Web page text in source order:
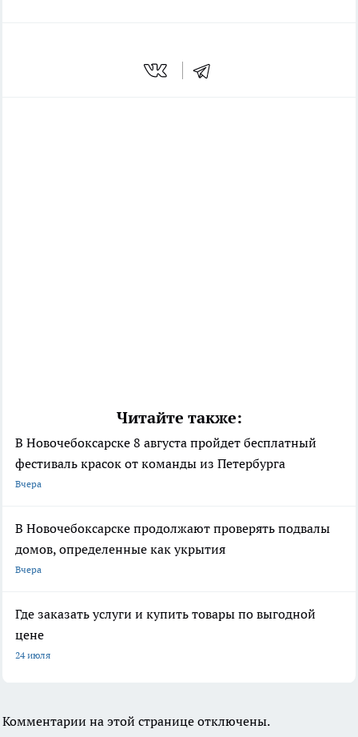
Читайте также:
В Новочебоксарске 8 августа пройдет бесплатный
фестиваль красок от команды из Петербурга
Вчера
В Новочебоксарске продолжают проверять подвалы
домов, определенные как укрытия
Вчера
Где заказать услуги и купить товары по выгодной
цене
24 июля
Комментарии на этой странице отключены.